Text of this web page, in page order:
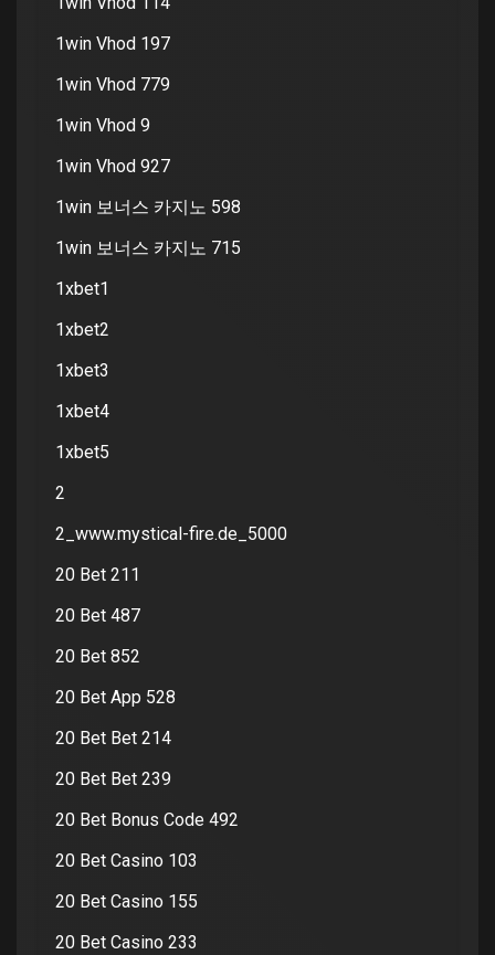
1win Vhod 197
1win Vhod 779
1win Vhod 9
1win Vhod 927
1win 보너스 카지노 598
1win 보너스 카지노 715
1xbet1
1xbet2
1xbet3
1xbet4
1xbet5
2
2_www.mystical-fire.de_5000
20 Bet 211
20 Bet 487
20 Bet 852
20 Bet App 528
20 Bet Bet 214
20 Bet Bet 239
20 Bet Bonus Code 492
20 Bet Casino 103
20 Bet Casino 155
20 Bet Casino 233